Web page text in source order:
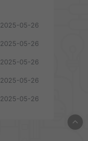
2025-05-26
2025-05-26
2025-05-26
2025-05-26
2025-05-26